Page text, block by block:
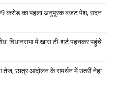
करोड़ का पहला अनुपूरक बजट पेश, सदन
विधानसभा में खास टी-शर्ट पहनकर पहुंचे
तेज, छात्र आंदोलन के समर्थन में उतरीं नेहा